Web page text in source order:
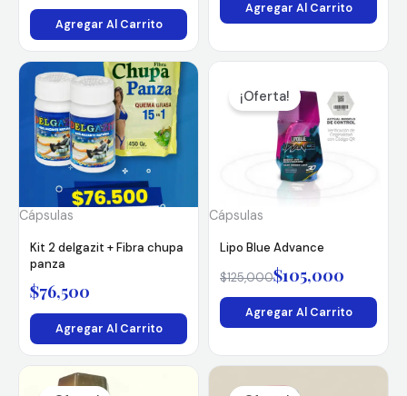
Agregar Al Carrito
Agregar Al Carrito
Cápsulas
Kit 2 delgazit + Fibra chupa
panza
$76,500
Agregar Al Carrito
¡Oferta!
Cápsulas
Lipo Blue Advance
$125,000
precio
original
$125,000.
$105,000
precio
actual
$105,000.
Agregar Al Carrito
precio
precio
precio
precio